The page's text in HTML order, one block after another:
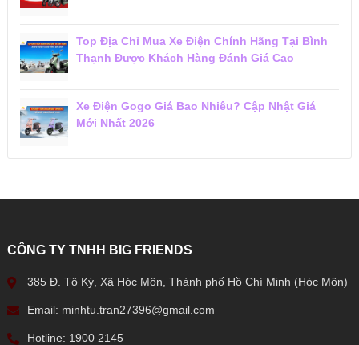
Top Địa Chỉ Mua Xe Điện Chính Hãng Tại Bình
Thạnh Được Khách Hàng Đánh Giá Cao
Xe Điện Gogo Giá Bao Nhiêu? Cập Nhật Giá
Mới Nhất 2026
CÔNG TY TNHH BIG FRIENDS
385 Đ. Tô Ký, Xã Hóc Môn, Thành phố Hồ Chí Minh (Hóc Môn)
Email: minhtu.tran27396@gmail.com
Hotline: 1900 2145